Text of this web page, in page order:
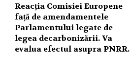
Reacția Comisiei Europene
față de amendamentele
Parlamentului legate de
legea decarbonizării. Va
evalua efectul asupra PNRR.